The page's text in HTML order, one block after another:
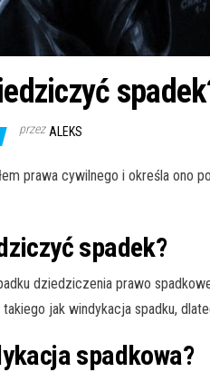
przez ALEKS
prawa cywilnego i określa ono
spadek?
dziedziczenia prawo
jak windykacja spadku,
spadkowa?